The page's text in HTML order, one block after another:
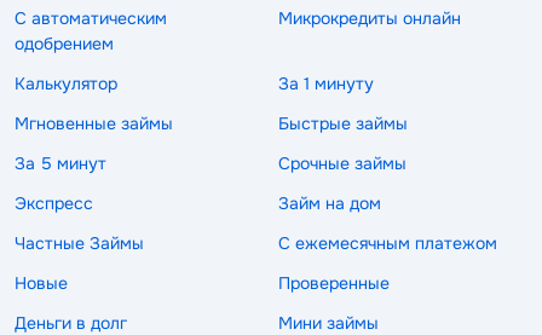
С автоматическим
одобрением
Микрокредиты онлайн
Калькулятор
За 1 минуту
Мгновенные займы
Быстрые займы
За 5 минут
Срочные займы
Экспресс
Займ на дом
Частные Займы
С ежемесячным платежом
Новые
Проверенные
Деньги в долг
Мини займы